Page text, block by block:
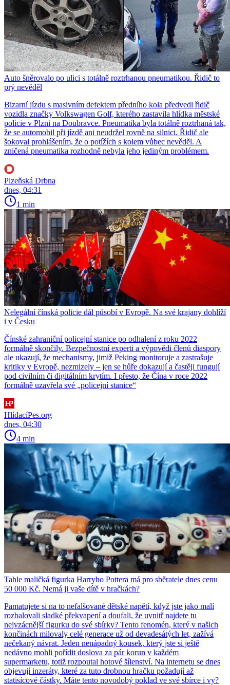
Auto šněrovalo po ulici s totálně roztrhanou pneumatikou. Řidič to
prý nevěděl
Bizarní jízdu s masivním defektem předního kola předvedl řidič
vozidla značky Volkswagen Golf, kterého zastavila hlídka městské
policie v Plzni na Doubravce. Pneumatika byla totálně roztrhaná tak,
že se automobil při jízdě ani neudržel rovně na silnici. Řidič ale
šokoval prohlášením, že o potížích s kolem vůbec nevěděl. A
zničená pneumatika rozhodně nebyla jeho jediným problémem.
Plzeňská Drbna
dnes, 04:31
1 min
Nelegální čínská policie dál působí v Evropě. Na své krajany dohlíží
i v Česku
Čínské zahraniční policejní stanice po odhalení z roku 2022
formálně skončily. Bezpečnostní experti a výpovědi členů diaspory
ale ukazují, že mechanismy, jimiž Peking monitoruje a zastrašuje
kritiky v Evropě, nezmizely – jen se hůře dokazují a častěji fungují
pod civilním či digitálním krytím. I přesto, že Čína v roce 2022
formálně uzavřela své „policejní stanice“
HlídacíPes.org
dnes, 04:30
4 min
Tahle maličká figurka Harryho Pottera má pro sběratele dnes cenu
50 000 Kč. Nemá ji vaše dítě v hračkách?
Pamatujete si na to nefalšované dětské napětí, když jste jako malí
rozbalovali sladké překvapení a doufali, že uvnitř najdete tu
nejvzácnější figurku do své sbírky? Tento fenomén, který v našich
končinách milovaly celé generace už od devadesátých let, zažívá
nečekaný návrat. Jeden nenápadný kousek, který jste si ještě
nedávno mohli pořídit doslova za pár korun v každém
supermarketu, totiž rozpoutal hotové šílenství. Na internetu se dnes
objevují inzeráty, které za tuto drobnou hračku požadují až
statisícové částky. Máte tento novodobý poklad ve své sbírce i vy?